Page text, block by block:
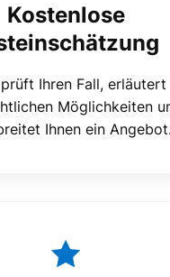
Kostenlose
Ihren Fall, erläutert
Möglichkeiten
Ihnen ein